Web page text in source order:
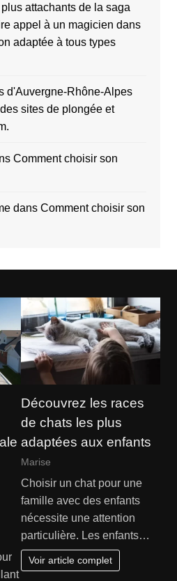
attachants de la saga
appel à un magicien dans
adaptée à tous types
d'Auvergne-Rhône-Alpes
sites de plongée et
Comment choisir son
dans Comment choisir son
Découvrez les races
de chats les plus
adaptées aux enfants
Marise
Choisir un chat pour une
famille avec des enfants
nécessite une attention
particulière. Les enfants…
Voir article complet